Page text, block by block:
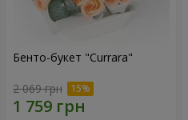
Бенто-букет "Currara"
2 069 грн